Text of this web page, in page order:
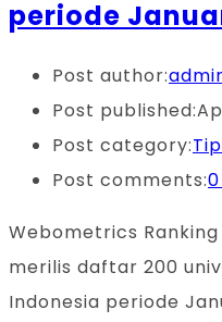
periode
Post author:
Post published:
Post category:
Post comments:
Webometrics
merilis daftar 200
Indonesia periode